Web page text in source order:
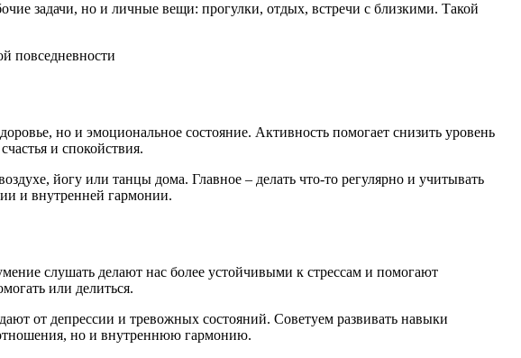
задачи, но и личные вещи: прогулки, отдых, встречи с близкими. Такой
но и эмоциональное состояние. Активность помогает снизить уровень
и спокойствия.
йогу или танцы дома. Главное – делать что-то регулярно и учитывать
и внутренней гармонии.
слушать делают нас более устойчивыми к стрессам и помогают
или делиться.
от депрессии и тревожных состояний. Советуем развивать навыки
отношения, но и внутреннюю гармонию.